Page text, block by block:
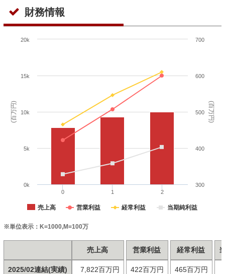
財務情報
(百万円) (百万円)
売上高 営業利益 経常利益 当期純利益
0 1 2
0k
5k
10k
15k
20k
300
400
500
600
700
※単位表示：K=1000,M=100万
2025/02連結(実績)
売上高
7,822百万円
営業利益
422百万円
経常利益
465百万円